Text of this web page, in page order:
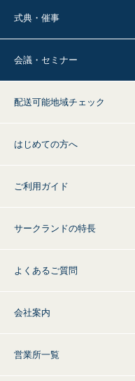
式典・催事
会議・セミナー
配送可能地域チェック
はじめての方へ
ご利用ガイド
サークランドの特長
よくあるご質問
会社案内
営業所一覧